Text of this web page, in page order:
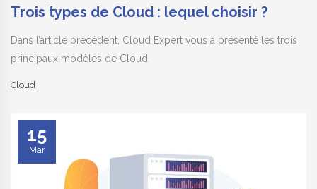
Trois types de Cloud : lequel choisir ?
Dans l’article précédent, Cloud Expert vous a présenté les trois
principaux modèles de Cloud
Cloud
15
Mar